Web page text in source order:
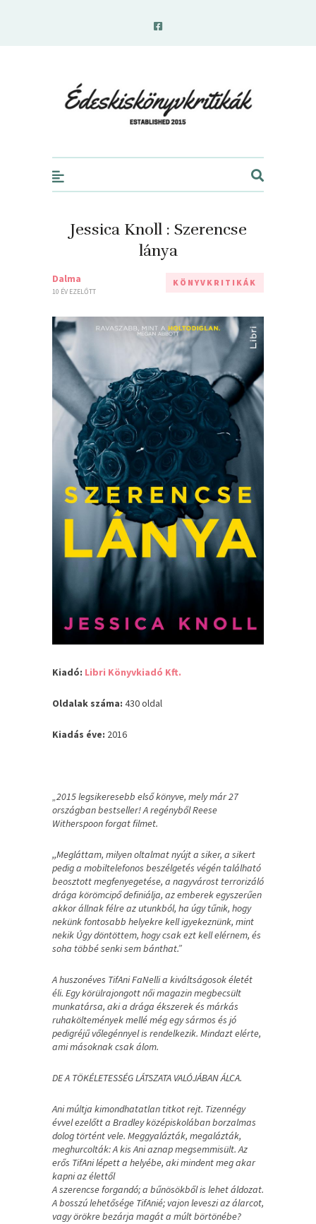
Jessica Knoll : Szerencse
lánya
Dalma
10 ÉV EZELŐTT
KÖNYVKRITIKÁK
Kiadó: Libri Könyvkiadó Kft.
Oldalak száma: 430 oldal
Kiadás éve: 2016
„2015 legsikeresebb első könyve, mely már 27
országban bestseller! A regényből Reese
Witherspoon forgat filmet.
,,Megláttam, milyen oltalmat nyújt a siker, a sikert
pedig a mobiltelefonos beszélgetés végén található
beosztott megfenyegetése, a nagyvárost terrorizáló
drága körömcipő definiálja, az emberek egyszerűen
akkor állnak félre az utunkból, ha úgy tűnik, hogy
nekünk fontosabb helyekre kell igyekeznünk, mint
nekik Úgy döntöttem, hogy csak ezt kell elérnem, és
soha többé senki sem bánthat.”
A huszonéves TifAni FaNelli a kiváltságosok életét
éli. Egy körülrajongott női magazin megbecsült
munkatársa, aki a drága ékszerek és márkás
ruhaköltemények mellé még egy sármos és jó
pedigréjű vőlegénnyel is rendelkezik. Mindazt elérte,
ami másoknak csak álom.
DE A TÖKÉLETESSÉG LÁTSZATA VALÓJÁBAN ÁLCA.
Ani múltja kimondhatatlan titkot rejt. Tizennégy
évvel ezelőtt a Bradley középiskolában borzalmas
dolog történt vele. Meggyalázták, megalázták,
meghurcolták: A kis Ani aznap megsemmisült. Az
erős TifAni lépett a helyébe, aki mindent meg akar
kapni az élettől
A szerencse forgandó; a bűnösökből is lehet áldozat.
A bosszú lehetősége TifAnié; vajon leveszi az álarcot,
vagy örökre bezárja magát a múlt börtönébe?